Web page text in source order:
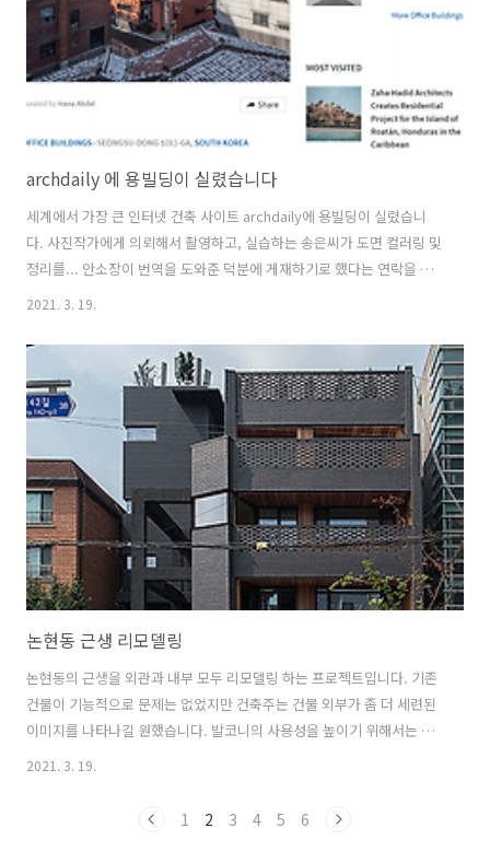
archdaily 에 용빌딩이 실렸습니다
세계에서 가장 큰 인터넷 건축 사이트 archdaily에 용빌딩이 실렸습니
다. 사진작가에게 의뢰해서 촬영하고, 실습하는 송은씨가 도면 컬러링 및
정리를... 안소장이 번역을 도와준 덕분에 게재하기로 했다는 연락을 받
노력해 봐야 겠습니다. ​아래 링크로 들어가시면 볼 수있습니다. ​
https://www.archdaily.com/944308/yong-building-daal YONG
Building / DAAL Completed in 2019 in Seongsu-dong 1(il)-ga,
South Korea. Images by Bae Jihun. This project..
2021. 3. 19.
논현동 근생 리모델링
논현동의 근생을 외관과 내부 모두 리모델링 하는 프로젝트입니다. 기존
건물이 기능적으로 문제는 없었지만 건축주는 건물 외부가 좀 더 세련된
이미지를 나타나길 원했습니다. 발코니의 사용성을 높이기 위해서는 프
라이버시의 확보가 필요했고 동시에 채광과 환기가 원활해야 했습니다.
순하면서도 중후한 이미지의 건물로 변신을 도와주네요... 가장 맘에 드
2021. 3. 19.
1 2 3 4 5 6